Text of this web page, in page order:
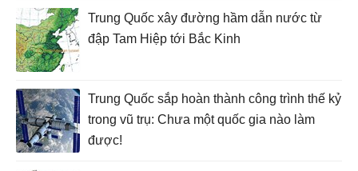
Trung Quốc xây đường hầm dẫn nước từ
đập Tam Hiệp tới Bắc Kinh
Trung Quốc sắp hoàn thành công trình thế kỷ
trong vũ trụ: Chưa một quốc gia nào làm
được!